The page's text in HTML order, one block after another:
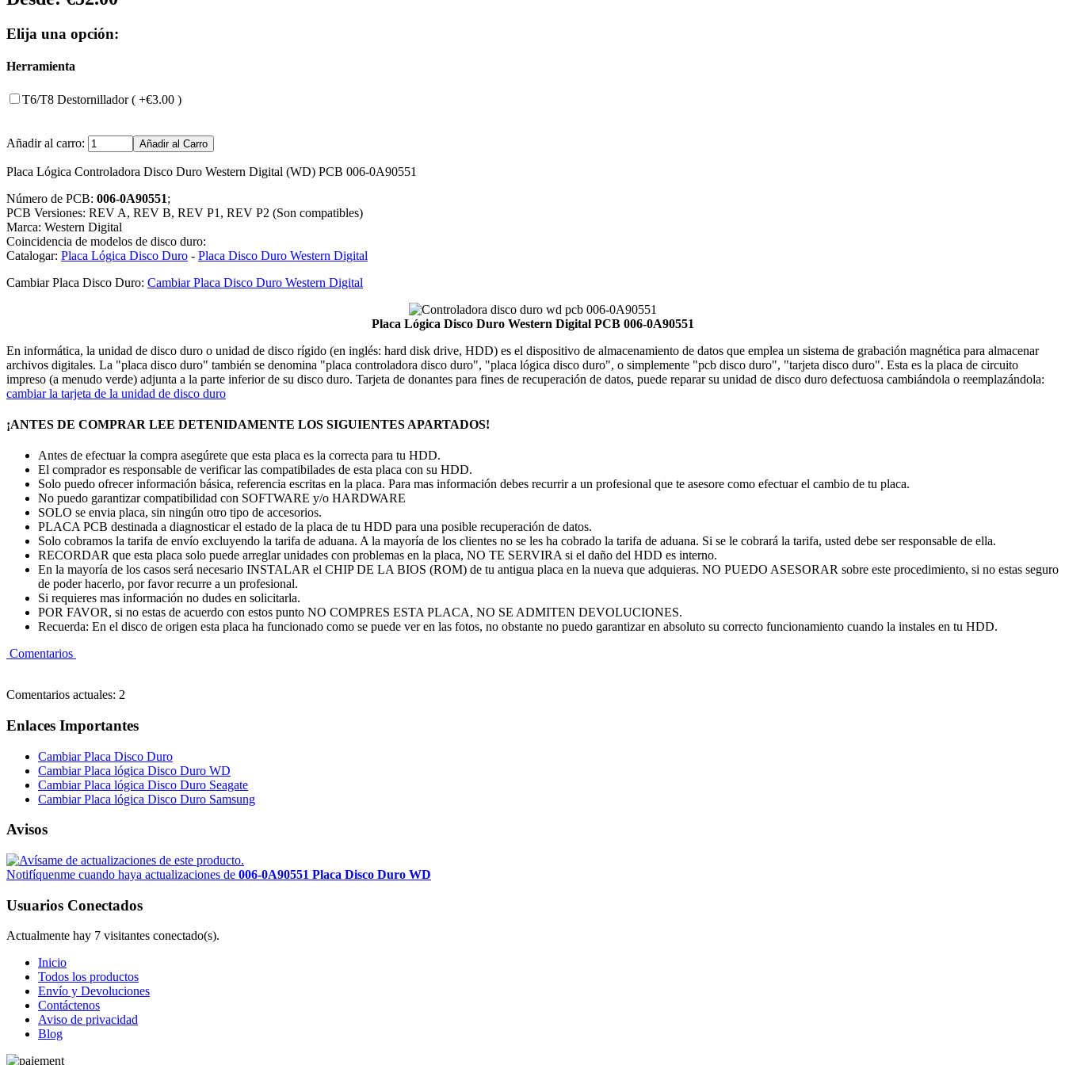
Elija una opción:
Herramienta
T6/T8 Destornillador ( +€3.00 )
Añadir al carro:
Placa Lógica Controladora Disco Duro Western Digital (WD) PCB 006-0A90551
Número de PCB: 006-0A90551;
PCB Versiones: REV A, REV B, REV P1, REV P2 (Son compatibles)
Marca: Western Digital
Coincidencia de modelos de disco duro:
Catalogar: Placa Lógica Disco Duro - Placa Disco Duro Western Digital
Cambiar Placa Disco Duro: Cambiar Placa Disco Duro Western Digital
Placa Lógica Disco Duro Western Digital PCB 006-0A90551
En informática, la unidad de disco duro o unidad de disco rígido (en inglés: hard disk drive, HDD) es el dispositivo de almacenamiento de datos que emplea un sistema de grabación magnética para almacenar
archivos digitales. La "placa disco duro" también se denomina "placa controladora disco duro", "placa lógica disco duro", o simplemente "pcb disco duro", "tarjeta disco duro". Esta es la placa de circuito
impreso (a menudo verde) adjunta a la parte inferior de su disco duro. Tarjeta de donantes para fines de recuperación de datos, puede reparar su unidad de disco duro defectuosa cambiándola o reemplazándola:
cambiar la tarjeta de la unidad de disco duro
¡ANTES DE COMPRAR LEE DETENIDAMENTE LOS SIGUIENTES APARTADOS!
Antes de efectuar la compra asegúrete que esta placa es la correcta para tu HDD.
El comprador es responsable de verificar las compatibilades de esta placa con su HDD.
Solo puedo ofrecer información básica, referencia escritas en la placa. Para mas información debes recurrir a un profesional que te asesore como efectuar el cambio de tu placa.
No puedo garantizar compatibilidad con SOFTWARE y/o HARDWARE
SOLO se envia placa, sin ningún otro tipo de accesorios.
PLACA PCB destinada a diagnosticar el estado de la placa de tu HDD para una posible recuperación de datos.
Solo cobramos la tarifa de envío excluyendo la tarifa de aduana. A la mayoría de los clientes no se les ha cobrado la tarifa de aduana. Si se le cobrará la tarifa, usted debe ser responsable de ella.
RECORDAR que esta placa solo puede arreglar unidades con problemas en la placa, NO TE SERVIRA si el daño del HDD es interno.
En la mayoría de los casos será necesario INSTALAR el CHIP DE LA BIOS (ROM) de tu antigua placa en la nueva que adquieras. NO PUEDO ASESORAR sobre este procedimiento, si no estas seguro
de poder hacerlo, por favor recurre a un profesional.
Si requieres mas información no dudes en solicitarla.
POR FAVOR, si no estas de acuerdo con estos punto NO COMPRES ESTA PLACA, NO SE ADMITEN DEVOLUCIONES.
Recuerda: En el disco de origen esta placa ha funcionado como se puede ver en las fotos, no obstante no puedo garantizar en absoluto su correcto funcionamiento cuando la instales en tu HDD.
Comentarios
Comentarios actuales: 2
Enlaces Importantes
Cambiar Placa Disco Duro
Cambiar Placa lógica Disco Duro WD
Cambiar Placa lógica Disco Duro Seagate
Cambiar Placa lógica Disco Duro Samsung
Avisos
Notifíquenme cuando haya actualizaciones de 006-0A90551 Placa Disco Duro WD
Usuarios Conectados
Actualmente hay 7 visitantes conectado(s).
Inicio
Todos los productos
Envío y Devoluciones
Contáctenos
Aviso de privacidad
Blog